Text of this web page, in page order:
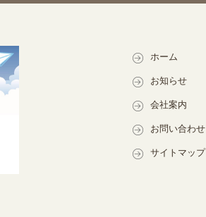
ホーム
お知らせ
会社案内
お問い合わせ
サイトマップ